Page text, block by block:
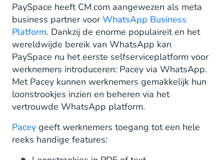
PaySpace heeft CM.com aangewezen als meta
business partner voorWhatsApp Business
Platform. Dankzij de enorme populaireit en het
wereldwijde bereik van WhatsApp kan
PaySpace nu het eerste selfserviceplatform voor
werknemers introduceren: Pacey via WhatsApp.
Met Pacey kunnen werknemers gemakkelijk hun
loonstrookjes inzien en beheren via het
vertrouwde WhatsApp platform.
Pacey geeft werknemers toegang tot een hele
reeks handige features: